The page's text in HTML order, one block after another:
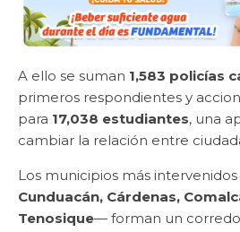
A ello se suman 1,583 policías
primeros respondientes y
para 17,038 estudiantes, una
cambiar la relación entre
Los municipios más
Cunduacán, Cárdenas,
Tenosique— forman un